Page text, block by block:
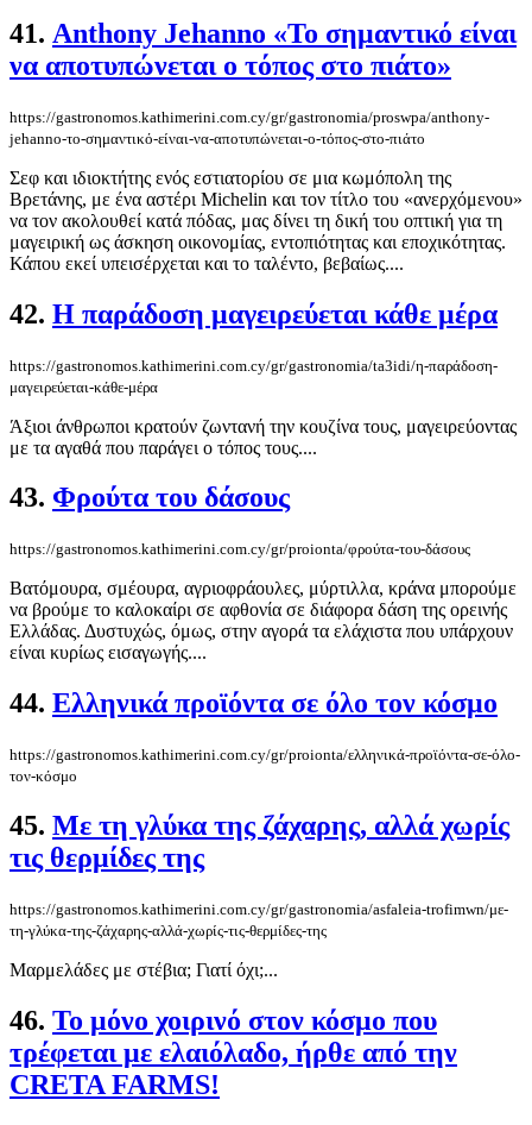
41. Anthony Jehanno «Το σημαντικό είναι
να αποτυπώνεται ο τόπος στο πιάτο»
https://gastronomos.kathimerini.com.cy/gr/gastronomia/proswpa/anthony-
jehanno-το-σημαντικό-είναι-να-αποτυπώνεται-ο-τόπος-στο-πιάτο
Σεφ και ιδιοκτήτης ενός εστιατορίου σε μια κωμόπολη της
Βρετάνης, με ένα αστέρι Michelin και τον τίτλο του «ανερχόμενου»
να τον ακολουθεί κατά πόδας, μας δίνει τη δική του οπτική για τη
μαγειρική ως άσκηση οικονομίας, εντοπιότητας και εποχικότητας.
Κάπου εκεί υπεισέρχεται και το ταλέντο, βεβαίως....
42. Η παράδοση μαγειρεύεται κάθε μέρα
https://gastronomos.kathimerini.com.cy/gr/gastronomia/ta3idi/η-παράδοση-
μαγειρεύεται-κάθε-μέρα
Άξιοι άνθρωποι κρατούν ζωντανή την κουζίνα τους, μαγειρεύοντας
με τα αγαθά που παράγει ο τόπος τους....
43. Φρούτα του δάσους
https://gastronomos.kathimerini.com.cy/gr/proionta/φρούτα-του-δάσους
Βατόμουρα, σμέουρα, αγριοφράουλες, μύρτιλλα, κράνα μπορούμε
να βρούμε το καλοκαίρι σε αφθονία σε διάφορα δάση της ορεινής
Ελλάδας. Δυστυχώς, όμως, στην αγορά τα ελάχιστα που υπάρχουν
είναι κυρίως εισαγωγής....
44. Ελληνικά προϊόντα σε όλο τον κόσμο
https://gastronomos.kathimerini.com.cy/gr/proionta/ελληνικά-προϊόντα-σε-όλο-
τον-κόσμο
45. Με τη γλύκα της ζάχαρης, αλλά χωρίς
τις θερμίδες της
https://gastronomos.kathimerini.com.cy/gr/gastronomia/asfaleia-trofimwn/με-
τη-γλύκα-της-ζάχαρης-αλλά-χωρίς-τις-θερμίδες-της
Μαρμελάδες με στέβια; Γιατί όχι;...
46. Το μόνο χοιρινό στον κόσμο που
τρέφεται με ελαιόλαδο, ήρθε από την
CRETA FARMS!